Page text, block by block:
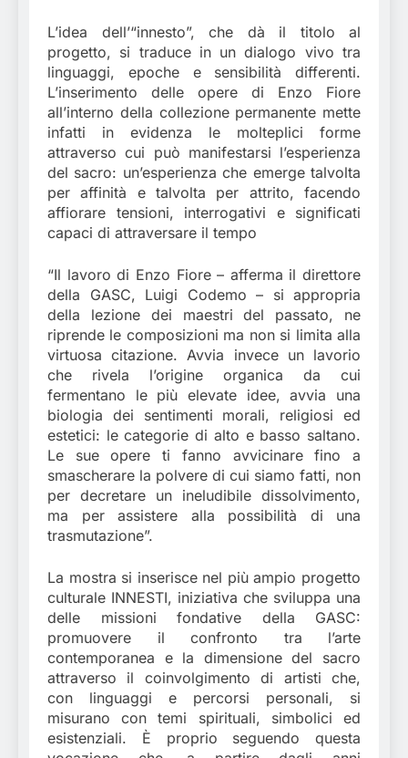
L’idea dell’“innesto”, che dà il titolo al
progetto, si traduce in un dialogo vivo tra
linguaggi, epoche e sensibilità differenti.
L’inserimento delle opere di Enzo Fiore
all’interno della collezione permanente mette
infatti in evidenza le molteplici forme
attraverso cui può manifestarsi l’esperienza
del sacro: un’esperienza che emerge talvolta
per affinità e talvolta per attrito, facendo
affiorare tensioni, interrogativi e significati
capaci di attraversare il tempo
“Il lavoro di Enzo Fiore – afferma il direttore
della GASC, Luigi Codemo – si appropria
della lezione dei maestri del passato, ne
riprende le composizioni ma non si limita alla
virtuosa citazione. Avvia invece un lavorio
che rivela l’origine organica da cui
fermentano le più elevate idee, avvia una
biologia dei sentimenti morali, religiosi ed
estetici: le categorie di alto e basso saltano.
Le sue opere ti fanno avvicinare fino a
smascherare la polvere di cui siamo fatti, non
per decretare un ineludibile dissolvimento,
ma per assistere alla possibilità di una
trasmutazione”.
La mostra si inserisce nel più ampio progetto
culturale INNESTI, iniziativa che sviluppa una
delle missioni fondative della GASC:
promuovere il confronto tra l’arte
contemporanea e la dimensione del sacro
attraverso il coinvolgimento di artisti che,
con linguaggi e percorsi personali, si
misurano con temi spirituali, simbolici ed
esistenziali. È proprio seguendo questa